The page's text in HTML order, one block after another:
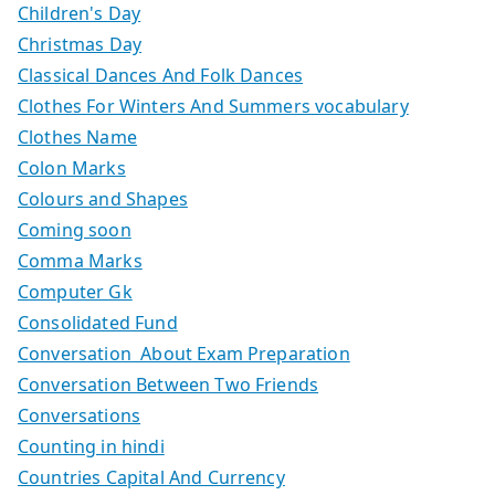
Children's Day
Christmas Day
Classical Dances And Folk Dances
Clothes For Winters And Summers vocabulary
Clothes Name
Colon Marks
Colours and Shapes
Coming soon
Comma Marks
Computer Gk
Consolidated Fund
Conversation About Exam Preparation
Conversation Between Two Friends
Conversations
Counting in hindi
Countries Capital And Currency